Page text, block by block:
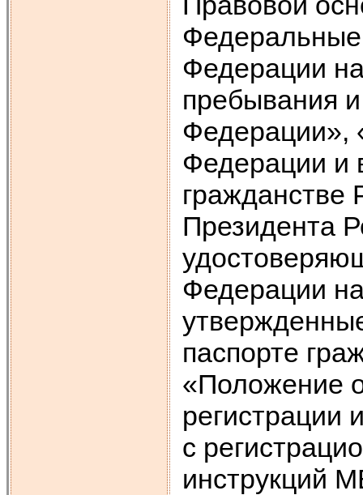
Федеральные
Федерации
пребывания
Федерации»,
Федерации и
гражданстве
Президента
Федерации
паспорте
«Положение
регистрации
с
инструкций